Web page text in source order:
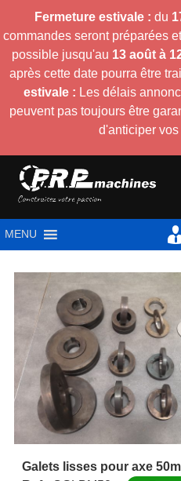
Fermeture estivale : du
commandes seront préparées
possible jusqu'au 13 août à
après cette date pourra être
estivale : Les délais
peuvent pas toujours être
d'anticiper
MENU
Galets lisses pour axe